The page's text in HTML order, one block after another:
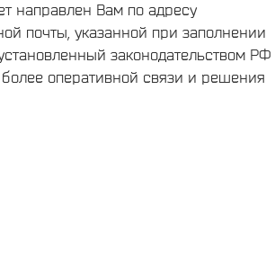
направлен Вам по адресу
почты, указанной при заполнении
законодательством РФ
оперативной связи и решения